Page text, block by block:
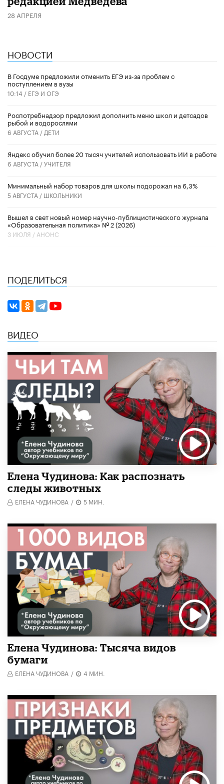
28 АПРЕЛЯ
НОВОСТИ
В Госдуме предложили отменить ЕГЭ из-за проблем с
поступлением в вузы
10:14 / ЕГЭ И ОГЭ
Роспотребнадзор предложил дополнить меню школ и детсадов
рыбой и водорослями
6 АВГУСТА / ДЕТИ
​Яндекс обучил более 20 тысяч учителей использовать ИИ в работе
6 АВГУСТА /УЧИТЕЛЯ
Минимальный набор товаров для школы подорожал на 6,3%
5 АВГУСТА / ШКОЛЬНИКИ
Вышел в свет новый номер научно-публицистического журнала
«Образовательная политика» № 2 (2026)
3 ИЮЛЯ / АНОНС
ПОДЕЛИТЬСЯ
ВИДЕО
Елена Чудинова: Как распознать
следы животных
ЕЛЕНА ЧУДИНОВА / 5 МИН.
Елена Чудинова: Тысяча видов
бумаги
ЕЛЕНА ЧУДИНОВА / 4 МИН.